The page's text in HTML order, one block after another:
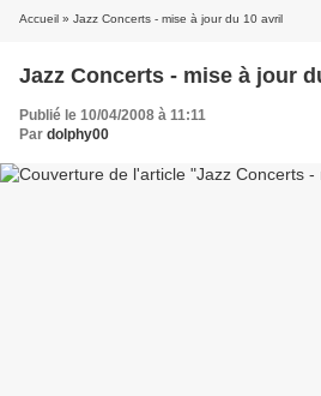
Accueil » Jazz Concerts - mise à jour du 10 avril
Jazz Concerts - mise à jour
Publié le 10/04/2008 à 11:11
Par dolphy00